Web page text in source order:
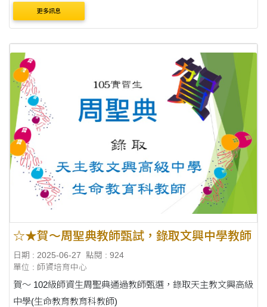
更多訊息
☆★賀～周聖典教師甄試，錄取文興中學教師
日期 : 2025-06-27
點閱 : 924
單位 : 師資培育中心
賀～ 102級師資生周聖典通過教師甄選，錄取天主教文興高級
中學(生命教育教育科教師)